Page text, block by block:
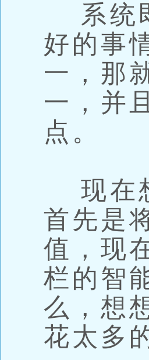
系统
好的事
一，那
一，并
点。
现在
首先是
值，现
栏的智
么，想
花太多